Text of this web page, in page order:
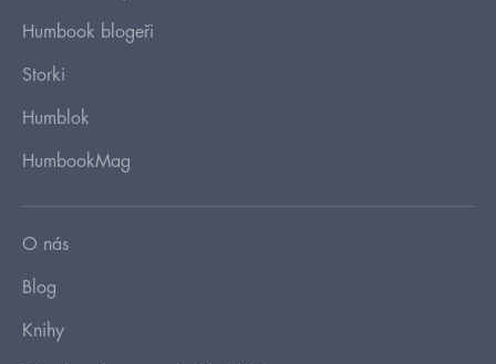
Humbook blogeři
Storki
Humblok
HumbookMag
O nás
Blog
Knihy